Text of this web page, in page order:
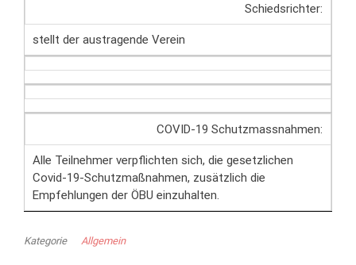
Schiedsrichter:
stellt der austragende Verein
COVID-19 Schutzmassnahmen:
Alle Teilnehmer verpflichten sich, die gesetzlichen
Covid-19-Schutzmaßnahmen, zusätzlich die
Empfehlungen der ÖBU einzuhalten.
Kategorie Allgemein